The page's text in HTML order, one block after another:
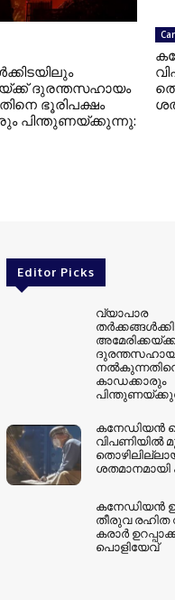
ദുരന്തസഹായം
ഭൂരിപക്ഷം
പിന്തുണയ്ക്കുന്നു:
Editor Picks
വ്യാപാര
കാഡക്കാരും
കനേഡിയന്‍
വിപണിയില്‍
കനേഡിയന്‍
തീരുവ രഹിത
കരാര്‍
പൊളിയേവ്